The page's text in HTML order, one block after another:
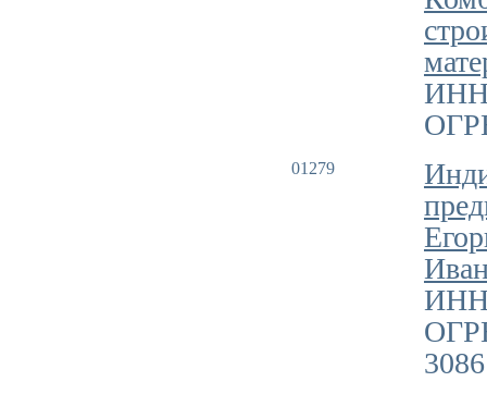
ИНН
01279
ИНН